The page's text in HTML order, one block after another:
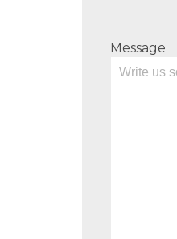
Message